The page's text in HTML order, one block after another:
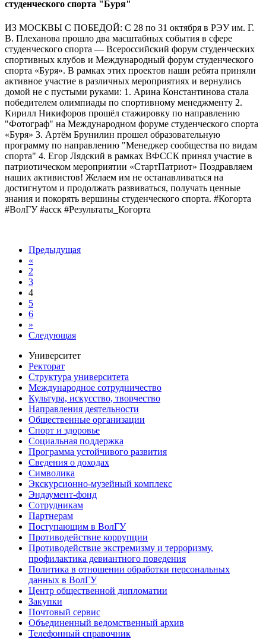
студенческого спорта "Буря"
ИЗ МОСКВЫ С ПОБЕДОЙ: С 28 по 31 октября в РЭУ им. Г.
В. Плеханова прошло два масштабных события в сфере
студенческого спорта — Всероссийский форум студенческих
спортивных клубов и Международный форум студенческого
спорта «Буря». В рамках этих проектов наши ребята приняли
активное участие в различных мероприятиях и вернулись
домой не с пустыми руками: 1. Арина Константинова стала
победителем олимпиады по спортивному менеджменту 2.
Кирилл Никифоров прошёл стажировку по направлению
"Фотограф" на Международном форуме студенческого спорта
«Буря» 3. Артём Брунилин прошел образовательную
программу по направлению "Менеджер сообщества по видам
спорта" 4. Егор Лядский в рамках ВФССК принял участие в
патриотическом мероприятии «СтартПатриот» Поздравляем
наших активистов! Желаем им не останавливаться на
достигнутом и продолжать развиваться, получать ценные
знания и покорять вершины студенческого спорта. #Когорта
#ВолГУ #асск #Результаты_Когорта
Предыдущая
«
2
3
4
5
6
»
Следующая
Университет
Ректорат
Структура университета
Международное сотрудничество
Культура, искусство, творчество
Направления деятельности
Общественные организации
Спорт и здоровье
Социальная поддержка
Программа устойчивого развития
Сведения о доходах
Символика
Экскурсионно-музейный комплекс
Эндаумент-фонд
Сотрудникам
Партнерам
Поступающим в ВолГУ
Противодействие коррупции
Противодействие экстремизму и терроризму,
профилактика девиантного поведения
Политика в отношении обработки персональных
данных в ВолГУ
Центр общественной дипломатии
Закупки
Почтовый сервис
Объединенный ведомственный архив
Телефонный справочник